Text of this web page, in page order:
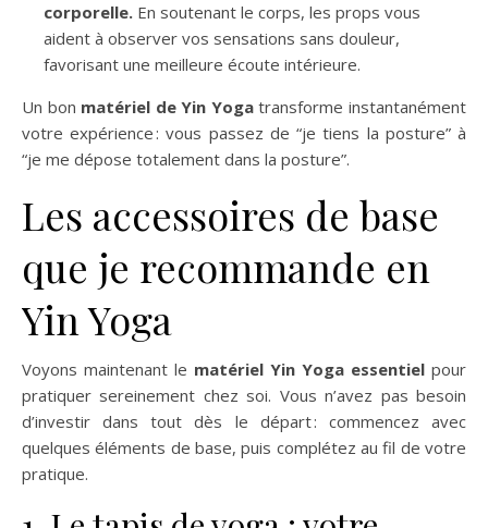
corporelle. En soutenant le corps, les props vous
aident à observer vos sensations sans douleur,
favorisant une meilleure écoute intérieure.
Un bon matériel de Yin Yogatransforme instantanément
votre expérience : vous passez de “je tiens la posture” à
“je me dépose totalement dans la posture”.
Les accessoires de base
que je recommande en
Yin Yoga
Voyons maintenant le matériel Yin Yoga essentiel pour
pratiquer sereinement chez soi. Vous n’avez pas besoin
d’investir dans tout dès le départ : commencez avec
quelques éléments de base, puis complétez au fil de votre
pratique.